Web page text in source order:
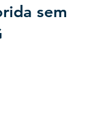
sem